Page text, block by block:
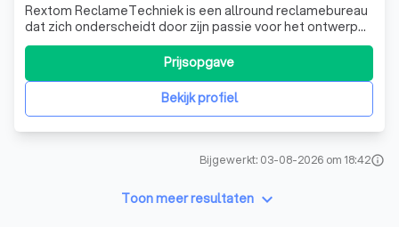
Rextom ReclameTechniek is een allround reclamebureau
dat zich onderscheidt door zijn passie voor het ontwerpen
van vrachtwagens en bedrijfsauto's. Onze expertise
strekt zich uit tot het personaliseren van voertuigen en
gebouwen, waardoor uw merk opvalt en onvergetelijk
wordt. Onze specialisten, met
Bekijk profiel
Prijsopgave
Bijgewerkt: 03-08-2026 om 18:42info
Toon meer resultaten keyboard_arrow_down